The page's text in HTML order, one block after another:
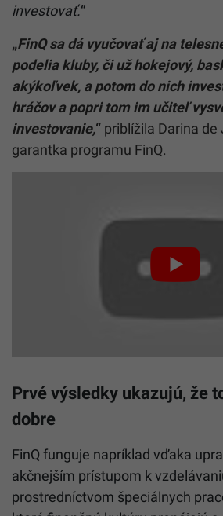
investovať.“
„FinQ sa dá vyučovať aj na
podelia kluby, či už hokejový,
akýkoľvek, a potom do nich
hráčov a popri tom im učiteľ
investovanie,“ priblížila Darina de
garantka programu FinQ.
Prvé výsledky ukazujú, že
dobre
FinQ funguje napríklad vďaka
akčnejším prístupom k
prostredníctvom špeciálnych